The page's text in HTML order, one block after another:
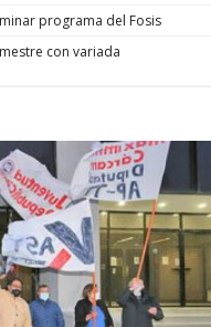
programa del Fosis
con variada